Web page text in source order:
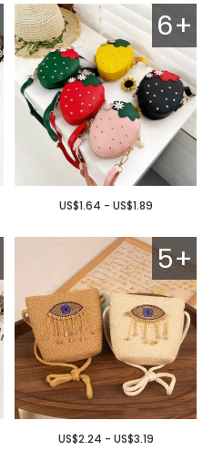
6+
US$1.64 - US$1.89
5+
US$2.24 - US$3.19